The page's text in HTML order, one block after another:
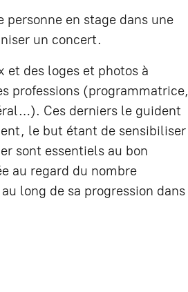
personne en stage dans une
un concert.
et des loges et photos à
professions (programmatrice,
Ces derniers le guident
le but étant de sensibiliser
sont essentiels au bon
au regard du nombre
long de sa progression dans